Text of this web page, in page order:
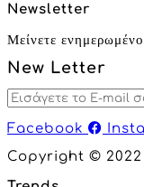
Newsletter
Μείνετε
New Letter
Facebook
Copyright © 2022